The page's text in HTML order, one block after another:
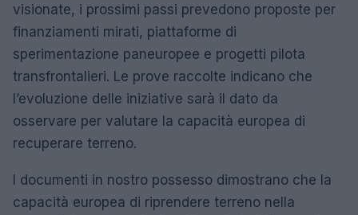
visionate, i prossimi passi prevedono proposte per
finanziamenti mirati, piattaforme di
sperimentazione paneuropee e progetti pilota
transfrontalieri. Le prove raccolte indicano che
l’evoluzione delle iniziative sarà il dato da
osservare per valutare la capacità europea di
recuperare terreno.
I documenti in nostro possesso dimostrano che la
capacità europea di riprendere terreno nella